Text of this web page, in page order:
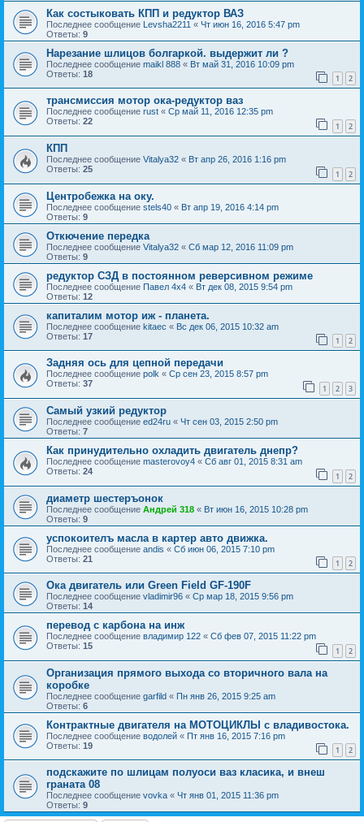
Как состыковать КПП и редуктор ВАЗ
Последнее сообщение Levsha2211 « Чт июн 16, 2016 5:47 pm
Ответы: 9
Нарезание шлицов болгаркой. выдержит ли ?
Последнее сообщение maikl 888 « Вт май 31, 2016 10:09 pm
Ответы: 18 1 2
трансмиссия мотор ока-редуктор ваз
Последнее сообщение rust « Ср май 11, 2016 12:35 pm
Ответы: 22 1 2
КПП
Последнее сообщение Vitalya32 « Вт апр 26, 2016 1:16 pm
Ответы: 25 1 2
Центробежка на оку.
Последнее сообщение stels40 « Вт апр 19, 2016 4:14 pm
Ответы: 9
Откючение передка
Последнее сообщение Vitalya32 « Сб мар 12, 2016 11:09 pm
Ответы: 9
редуктор СЗД в постоянном реверсивном режиме
Последнее сообщение Павел 4х4 « Вт дек 08, 2015 9:54 pm
Ответы: 12
капиталим мотор иж - планета.
Последнее сообщение kitaec « Вс дек 06, 2015 10:32 am
Ответы: 17 1 2
Задняя ось для цепной передачи
Последнее сообщение polk « Ср сен 23, 2015 8:57 pm
Ответы: 37 1 2 3
Самый узкий редуктор
Последнее сообщение ed24ru « Чт сен 03, 2015 2:50 pm
Ответы: 7
Как принудительно охладить двигатель днепр?
Последнее сообщение masterovoy4 « Сб авг 01, 2015 8:31 am
Ответы: 24 1 2
диаметр шестеръонок
Последнее сообщение Андрей 318 « Вт июн 16, 2015 10:28 pm
Ответы: 9
успокоителъ масла в картер авто движка.
Последнее сообщение andis « Сб июн 06, 2015 7:10 pm
Ответы: 21 1 2
Ока двигатель или Green Field GF-190F
Последнее сообщение vladimir96 « Ср мар 18, 2015 9:56 pm
Ответы: 14
перевод с карбона на инж
Последнее сообщение владимир 122 « Сб фев 07, 2015 11:22 pm
Ответы: 15 1 2
Организация прямого выхода со вторичного вала на
коробке
Последнее сообщение garfild « Пн янв 26, 2015 9:25 am
Ответы: 6
Контрактные двигателя на МОТОЦИКЛЫ с владивостока.
Последнее сообщение водолей « Пт янв 16, 2015 7:16 pm
Ответы: 19 1 2
подскажите по шлицам полуоси ваз класика, и внеш
граната 08
Последнее сообщение vovka « Чт янв 01, 2015 11:36 pm
Ответы: 9